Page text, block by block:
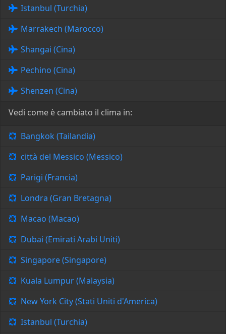
Istanbul (Turchia)
Marrakech (Marocco)
Shangai (Cina)
Pechino (Cina)
Shenzen (Cina)
Vedi come è cambiato il clima in:
Bangkok (Tailandia)
città del Messico (Messico)
Parigi (Francia)
Londra (Gran Bretagna)
Macao (Macao)
Dubai (Emirati Arabi Uniti)
Singapore (Singapore)
Kuala Lumpur (Malaysia)
New York City (Stati Uniti d'America)
Istanbul (Turchia)